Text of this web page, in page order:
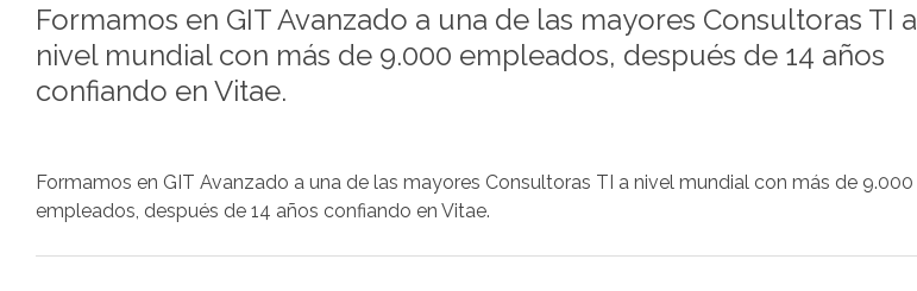
Formamos en GIT Avanzado a una de las mayores Consultoras TI a
nivel mundial con más de 9.000 empleados, después de 14 años
confiando en Vitae.
Formamos en GIT Avanzado a una de las mayores Consultoras TI a nivel mundial con más de 9.000
empleados, después de 14 años confiando en Vitae.